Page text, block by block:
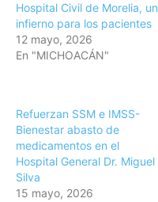
Hospital Civil de Morelia, un
infierno para los pacientes
12 mayo, 2026
En "MICHOACÁN"
Refuerzan SSM e IMSS-
Bienestar abasto de
medicamentos en el
Hospital General Dr. Miguel
Silva
15 mayo, 2026